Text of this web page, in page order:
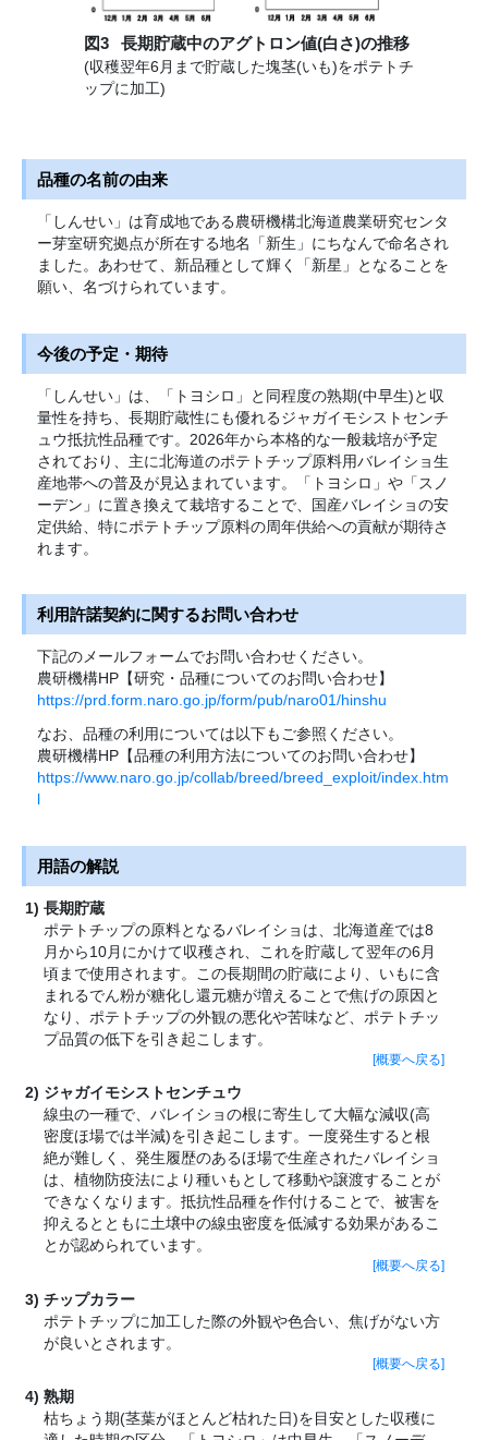
図3 長期貯蔵中のアグトロン値(白さ)の推移
(収穫翌年6月まで貯蔵した塊茎(いも)をポテトチ
ップに加工)
品種の名前の由来
「しんせい」は育成地である農研機構北海道農業研究センタ
ー芽室研究拠点が所在する地名「新生」にちなんで命名され
ました。あわせて、新品種として輝く「新星」となることを
願い、名づけられています。
今後の予定・期待
「しんせい」は、「トヨシロ」と同程度の熟期(中早生)と収
量性を持ち、長期貯蔵性にも優れるジャガイモシストセンチ
ュウ抵抗性品種です。2026年から本格的な一般栽培が予定
されており、主に北海道のポテトチップ原料用バレイショ生
産地帯への普及が見込まれています。「トヨシロ」や「スノ
ーデン」に置き換えて栽培することで、国産バレイショの安
定供給、特にポテトチップ原料の周年供給への貢献が期待さ
れます。
利用許諾契約に関するお問い合わせ
下記のメールフォームでお問い合わせください。
農研機構HP【研究・品種についてのお問い合わせ】
https://prd.form.naro.go.jp/form/pub/naro01/hinshu
なお、品種の利用については以下もご参照ください。
農研機構HP【品種の利用方法についてのお問い合わせ】
https://www.naro.go.jp/collab/breed/breed_exploit/index.htm
l
用語の解説
長期貯蔵
ポテトチップの原料となるバレイショは、北海道産では8
月から10月にかけて収穫され、これを貯蔵して翌年の6月
頃まで使用されます。この長期間の貯蔵により、いもに含
まれるでん粉が糖化し還元糖が増えることで焦げの原因と
なり、ポテトチップの外観の悪化や苦味など、ポテトチッ
プ品質の低下を引き起こします。
[概要へ戻る]
ジャガイモシストセンチュウ
線虫の一種で、バレイショの根に寄生して大幅な減収(高
密度ほ場では半減)を引き起こします。一度発生すると根
絶が難しく、発生履歴のあるほ場で生産されたバレイショ
は、植物防疫法により種いもとして移動や譲渡することが
できなくなります。抵抗性品種を作付けることで、被害を
抑えるとともに土壌中の線虫密度を低減する効果があるこ
とが認められています。
[概要へ戻る]
チップカラー
ポテトチップに加工した際の外観や色合い、焦げがない方
が良いとされます。
[概要へ戻る]
熟期
枯ちょう期(茎葉がほとんど枯れた日)を目安とした収穫に